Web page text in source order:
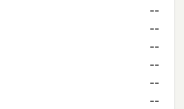
--
--
--
--
--
--